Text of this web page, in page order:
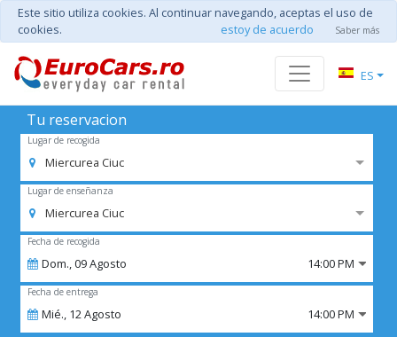
Este sitio utiliza cookies. Al continuar navegando, aceptas el uso de
cookies.
estoy de acuerdo Saber más
ES
Tu reservacion
Lugar de recogida
Miercurea Ciuc
Lugar de enseñanza
Miercurea Ciuc
Fecha de recogida
Dom.,09Agosto 14:00 PM
Fecha de entrega
Mié., 12Agosto 14:00 PM